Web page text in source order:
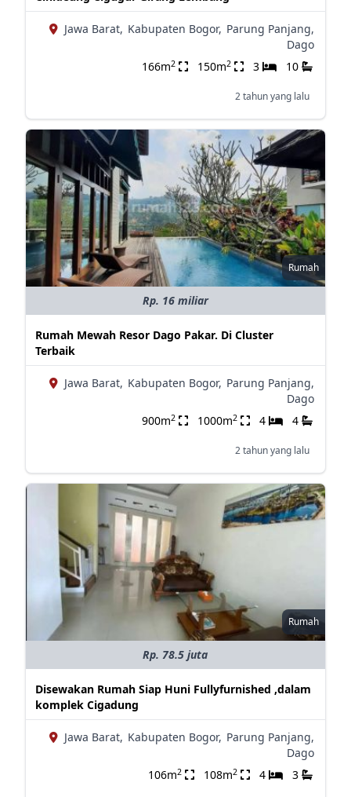
Jawa Barat, Kabupaten Bogor, Parung Panjang,
Dago
166m2 150m2 3 10
2 tahun yang lalu
Rumah
Rp. 16 miliar
Rumah Mewah Resor Dago Pakar. Di Cluster
Terbaik
Jawa Barat, Kabupaten Bogor, Parung Panjang,
Dago
900m2 1000m2 4 4
2 tahun yang lalu
Rumah
Rp. 78.5 juta
Disewakan Rumah Siap Huni Fullyfurnished ,dalam
komplek Cigadung
Jawa Barat, Kabupaten Bogor, Parung Panjang,
Dago
106m2 108m2 4 3